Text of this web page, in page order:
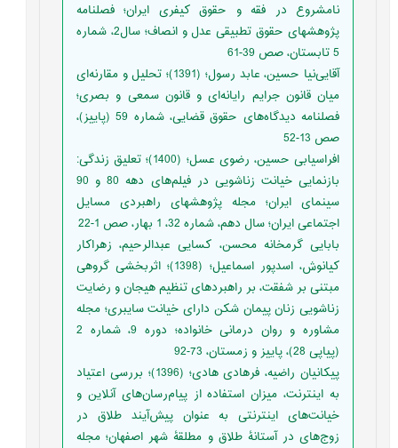
نامشروع در فقه و حقوق کیفری ایران؛ فصلنامه
پژوهشهای حقوق تطبیقی عدل و انصاف؛ سال2، شماره
5 تابستان، صص 39-61
آقایی‌نیا حسین، عابد رسول؛ (1391)؛ تحلیل و مقارنه‌ای
میان قانون جرایم رایانه‌ای و قانون سمعی و بصری؛
فصلنامه دیدگاه‌های حقوق قضایی، شماره 59 (پاییز)،
صص 13-52
افراسیابی حسین، رضوی عسل؛ (1400)؛ تعلیق زندگی:
بازنمایی خیانت زناشویی در فیلم‌های دهه 80 و 90
سینمای ایران؛ مجله پژوهشهای راهبردی مسایل
اجتماعی ایران؛ سال دهم، شماره 32، 1 بهار، صص 1-22
بابایی گرمخانه محسن، کسایی عبدالرحیم، زهراکار
کیانوش، اسدپور اسماعیل؛ (1398)؛ اثربخشی گروهی
مبتنی بر شفقت، بر راهبردهای تنظیم هیجان و رضایت
زناشویی زنان پیمان شکن دارای خیانت سایبری؛ مجله
مشاوره و روان درمانی خانواده؛ دوره 9، شماره 2
(پیاپی 28)، پاییز و زمستان، 73-92
پیکانیان راضیه، فرهادی هادی؛ (1396)؛ بررسی اعتیاد
به اینترنت، میزان استفاده از پیام‌رسان‌های آنلاین و
خیانت‌های اینترنتی به عنوان پیش‌آیند طلاق در
زوج‌های در آستانۀ طلاق و مطلقۀ شهر اصفهان؛ مجله